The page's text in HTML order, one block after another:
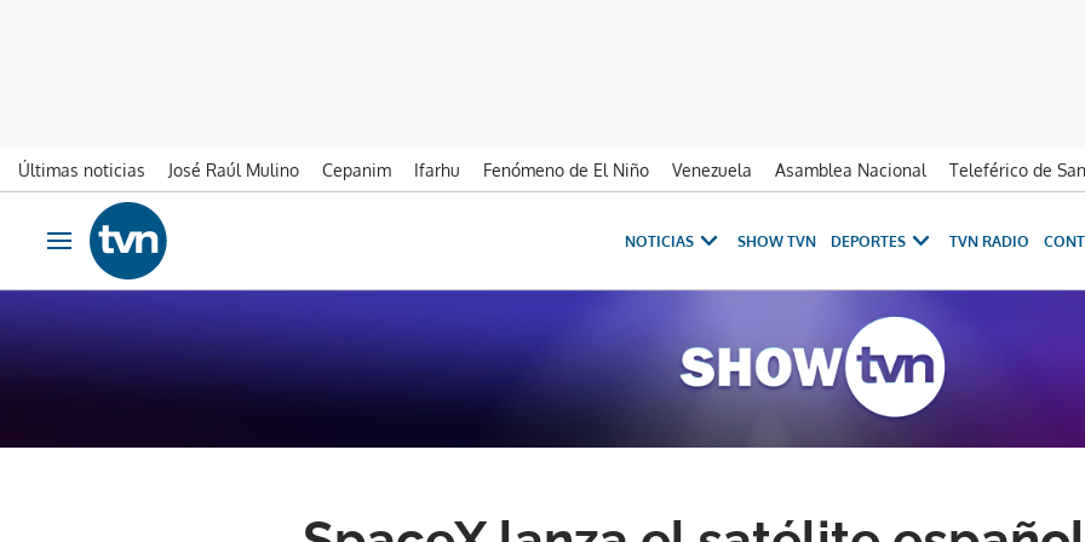
Últimas noticias José Raúl Mulino Cepanim Ifarhu Fenómeno de El Niño Venezuela Asamblea Nacional Teleférico de
Ir al contenido
Obrir navegació
NOTICIAS SHOW TVN DEPORTES TVN RADIO